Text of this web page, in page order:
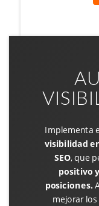
Implementa
visibilidad
SEO, que
positivo
posiciones.
mejorar